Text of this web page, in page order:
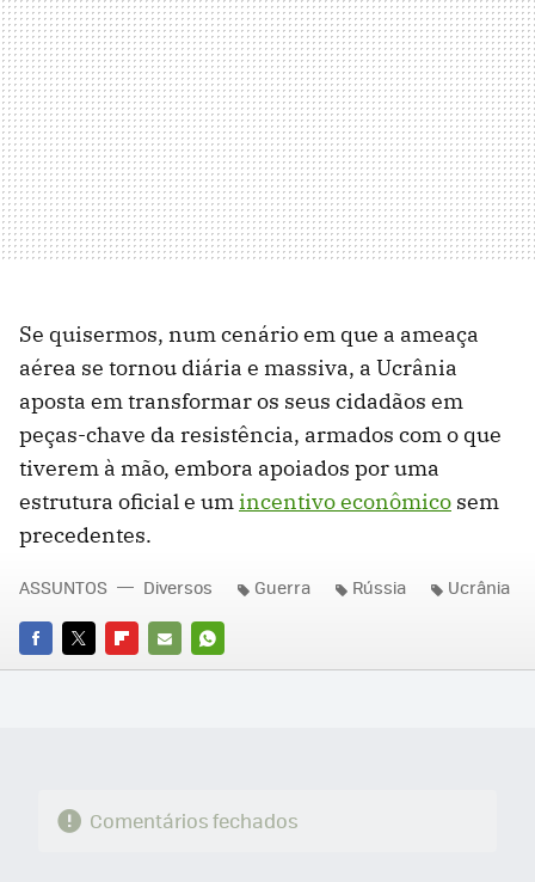
Se quisermos, num cenário em que a ameaça
aérea se tornou diária e massiva, a Ucrânia
aposta em transformar os seus cidadãos em
peças-chave da resistência, armados com o que
tiverem à mão, embora apoiados por uma
estrutura oficial e umincentivo econômico sem
precedentes.
FACEBOOK
TWITTERFLIPBOARD
E-
WHATSAPP
ASSUNTOS Diversos Guerra Rússia Ucrânia
Comentários fechados